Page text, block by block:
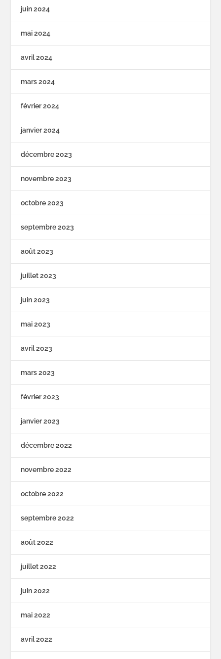
juin 2024
mai 2024
avril 2024
mars 2024
février 2024
janvier 2024
décembre 2023
novembre 2023
octobre 2023
septembre 2023
août 2023
juillet 2023
juin 2023
mai 2023
avril 2023
mars 2023
février 2023
janvier 2023
décembre 2022
novembre 2022
octobre 2022
septembre 2022
août 2022
juillet 2022
juin 2022
mai 2022
avril 2022